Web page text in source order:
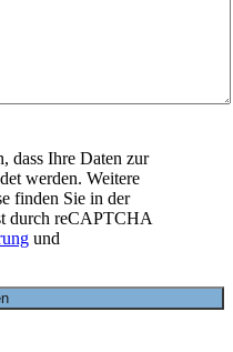
dass Ihre Daten zur
werden. Weitere
finden Sie in der
durch reCAPTCHA
und